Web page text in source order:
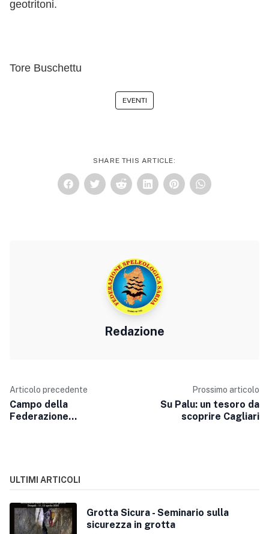
geotritoni.
Tore Buschettu
EVENTI
SHARE THIS ARTICLE:
Redazione
Articolo precedente
Campo della
Federazione
Prossimo articolo
Su Palu: un tesoro da
scoprire Cagliari
ULTIMI ARTICOLI
Grotta Sicura - Seminario sulla
sicurezza in grotta